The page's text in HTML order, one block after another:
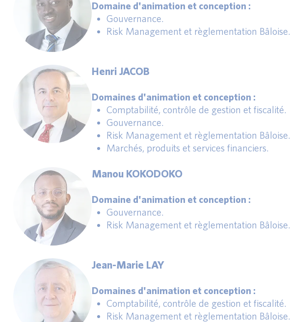
Domaine d'animation et conception :
Gouvernance.
Risk Management et règlementation Bâloise.
Henri JACOB
Domaines d'animation et conception :
Comptabilité, contrôle de gestion et fiscalité.
Gouvernance.
Risk Management et règlementation Bâloise.
Marchés, produits et services financiers.
Manou KOKODOKO
Domaine d'animation et conception :
Gouvernance.
Risk Management et règlementation Bâloise.
Jean-Marie LAY
Domaines d'animation et conception :
Comptabilité, contrôle de gestion et fiscalité.
Risk Management et règlementation Bâloise.